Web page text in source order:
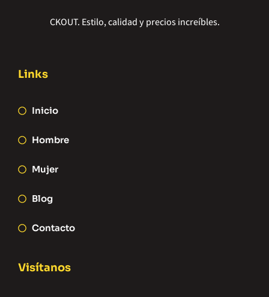
CKOUT. Estilo, calidad y precios increíbles.
Links
Inicio
Hombre
Mujer
Blog
Contacto
Visítanos